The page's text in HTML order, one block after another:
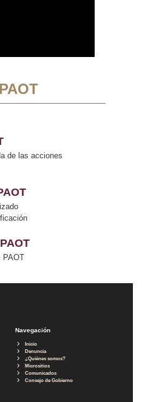
de las acciones
PAOT
Navegación
Inicio
Denuncia
¿Quiénes somos?
Micrositios
Comunicados
Consejo de Gobierno